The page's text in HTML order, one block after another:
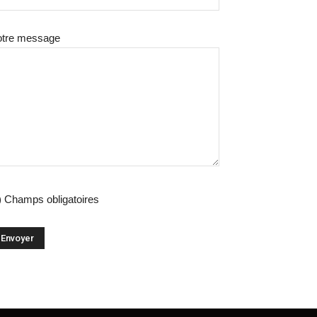
message
Champs obligatoires